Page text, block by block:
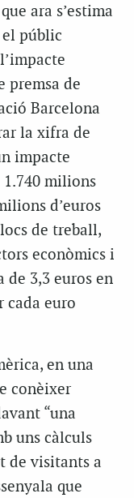
ara s’estima
el públic
premsa de
Barcelona
la xifra de
impacte
milions
d’euros
de treball,
econòmics i
de 3,3 euros en
cada euro
en una
conèixer
“una
uns càlculs
de visitants a
que